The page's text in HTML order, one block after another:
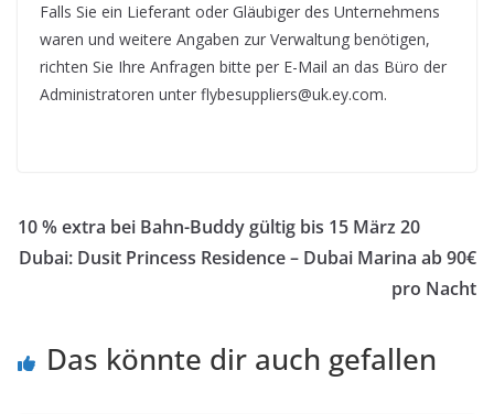
Falls Sie ein Lieferant oder Gläubiger des Unternehmens
waren und weitere Angaben zur Verwaltung benötigen,
richten Sie Ihre Anfragen bitte per E-Mail an das Büro der
Administratoren unter flybesuppliers@uk.ey.com.
10 % extra bei Bahn-Buddy gültig bis 15 März 20
Dubai: Dusit Princess Residence – Dubai Marina ab 90€
pro Nacht
Das könnte dir auch gefallen